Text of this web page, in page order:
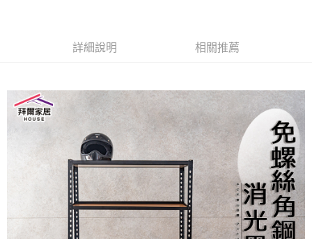
法說明評估內容。
【繳款方式說明】
2.透過簡訊連結打開帳單後，可選擇「超商條碼／台灣大直營門市／銀行轉
帳／街口支付／iPASS MONEY」等通路繳費。
1.本服務係由「台灣大哥大股份有限公司」（以下簡稱本公司）所提供，讓
用戶於交易時，得透過本服務購買商品或服務，並由商店將買賣／分期付款
買賣價金債權讓與本公司後，依約使用本公司帳單繳交帳款。
2.基於同意付款使用「大哥付你分期」之契約關係目的，商店將以您的個人
資料（包含姓名、電話或地址）提供予台灣大哥大進項蒐集、處理及利用，
由本公司與您本人進行分期帳單所需資料之確認、核對及更正。
3.完整用戶服務條款，請詳閱以下連結：https://oppay.tw/userRule
３．安心：先確認商品／服務後，再付款。
結帳頁面，進行簡訊認證並確認金額後，即可完成結帳。
２．訂單成立數日內，您將收到繳費通知簡訊。
３．收到繳費通知簡訊後14天內，點擊此簡訊中的連結，可透過四大超商／
ATM／網路銀行／等多元方式進行付款，方視為交易完成。
※ 請注意：結帳手續完成當下不需立刻繳費，但若您需要取消訂單，請聯絡
購買商品的店家。未經商家同意取消之訂單仍視為有效，需透過AFTEE先享
後付繳納相關費用。
※ 交易是否成功請以「AFTEE先享後付 」之結帳頁面顯示為準，若有關於
是否繳費成功／繳費後需取消欲退款等相關疑問，請聯繫「AFTEE先享後付
客戶支援中心」https://netprotections.freshdesk.com/support/home
【注意事項】
詳細說明 相關推薦